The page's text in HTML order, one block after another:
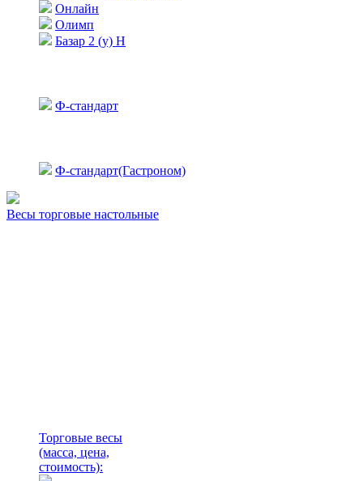
Онлайн
Олимп
Базар 2 (у) Н
Ф-стандарт
Ф-стандарт(Гастроном)
Весы торговые настольные
Торговые весы
(масса, цена,
стоимость):